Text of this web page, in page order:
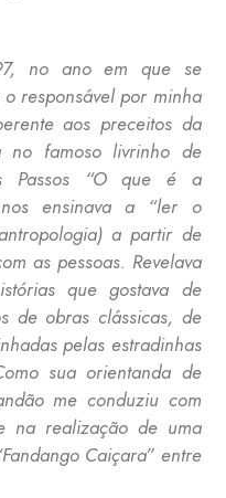
no ano em que se
responsável por minha
aos preceitos da
no famoso livrinho de
Passos “O que é a
nos ensinava a “ler o
a partir de
as pessoas. Revelava
que gostava de
de obras clássicas, de
pelas estradinhas
sua orientanda de
me conduziu com
na realização de uma
Caiçara” entre